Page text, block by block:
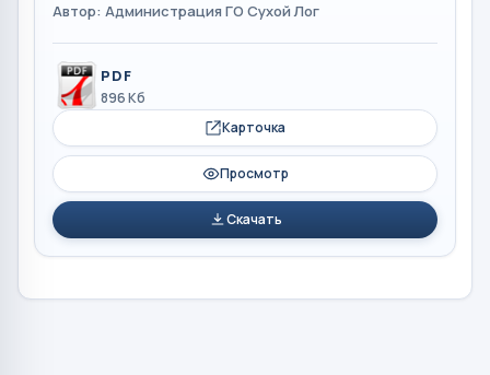
Автор: Администрация ГО Сухой Лог
PDF
896 Кб
Карточка
Просмотр
Скачать